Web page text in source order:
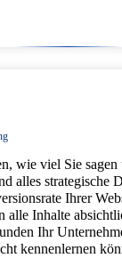
wie viel Sie
alles strategische
Ihrer
alle Inhalte
Ihr
kennenlernen